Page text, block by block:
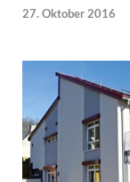
27. Oktober 2016